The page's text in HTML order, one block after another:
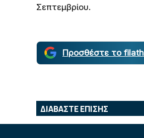
Σεπτεμβρίου.
Προσθέστε το
ΔΙΑΒΑΣΤΕ ΕΠΙΣΗΣ